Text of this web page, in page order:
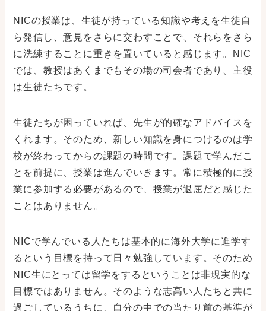
NICの授業は、生徒が持っている知識や考えを生徒自
ら発信し、意見をさらに交わすことで、それらをさら
に洗練することに重きを置いていると感じます。NIC
では、教授はあくまでもその場の司会者であり、主役
は生徒たちです。
生徒たちが困っていれば、先生が的確なアドバイスを
くれます。そのため、新しい知識を身につけるのは学
校が終わってからの課題の時間です。課題で学んだこ
とを前提に、授業は進んでいきます。常に積極的に授
業に参加する必要があるので、授業が退屈だと感じた
ことはありません。
NICで学んでいる人たちは基本的に海外大学に進学す
るという目標を持って日々勉強しています。そのため
NIC生にとっては留学をするということは非現実的な
目標ではありません。そのような志高い人たちと共に
過ごしているうちに、自分の中での当たり前の基準が